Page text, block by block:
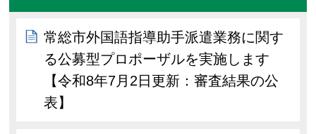
常総市外国語指導助手派遣業務に関す
る公募型プロポーザルを実施します
【令和8年7月2日更新：審査結果の公
表】